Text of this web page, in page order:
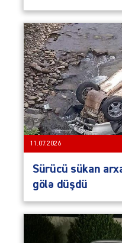
11.07.2026
Sürücü sükan
gölə düşdü